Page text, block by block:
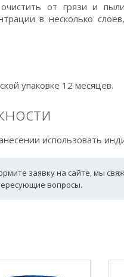
от грязи и
в несколько
упаковке 12 месяцев.
использовать
заявку на сайте, мы
вопросы.